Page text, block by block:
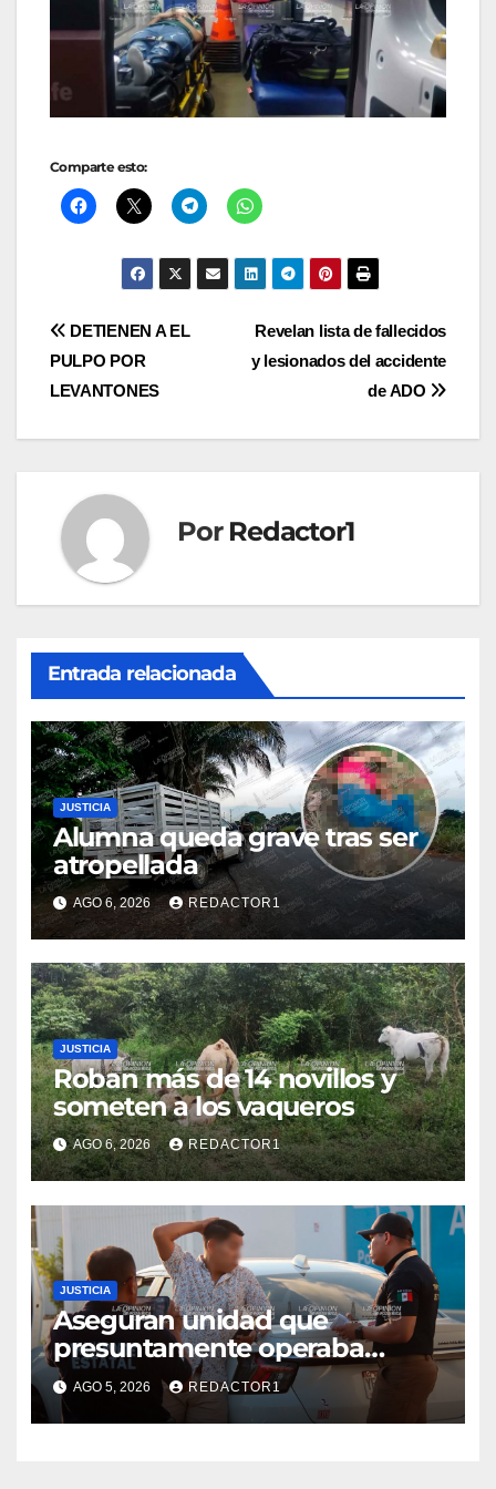
Comparte esto:
Navegación
de
entradas
Revelan lista de fallecidos
y lesionados del accidente
de ADO
DETIENEN A EL
PULPO POR
LEVANTONES
Por Redactor1
Entrada relacionada
JUSTICIA
Alumna queda grave tras ser
atropellada
AGO 6, 2026 REDACTOR1
JUSTICIA
Roban más de 14 novillos y
someten a los vaqueros
AGO 6, 2026 REDACTOR1
JUSTICIA
Aseguran unidad que
presuntamente operaba
mediante aplicación digital en
operativo de Transporte
Público
AGO 5, 2026 REDACTOR1